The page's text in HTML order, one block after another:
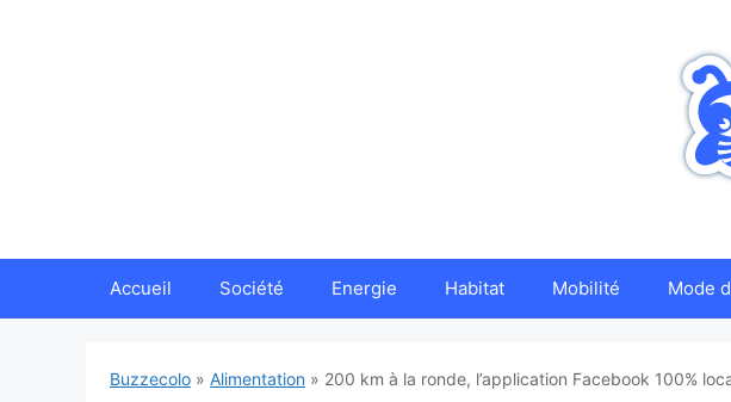
Accueil Société Energie Habitat Mobilité Mode
Buzzecolo » Alimentation » 200 km à la ronde, l’application Facebook 100%